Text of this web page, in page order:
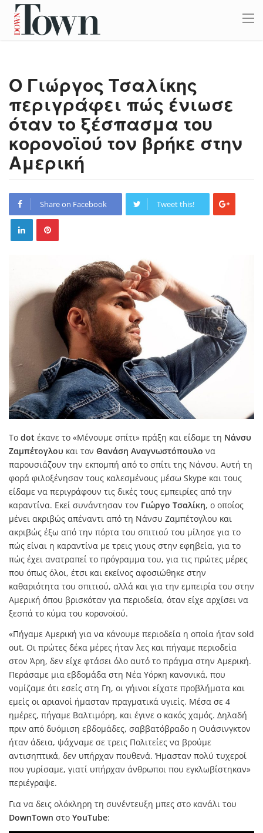
Ο Γιώργος Τσαλίκης
περιγράφει πώς ένιωσε
όταν το ξέσπασμα του
κορονοϊού τον βρήκε στην
Αμερική
Share on Facebook Tweet this!
Το dot έκανε το «Μένουμε σπίτι» πράξη και είδαμε τη Νάνσυ
Ζαμπέτογλου και τον Θανάση Αναγνωστόπουλο να
παρουσιάζουν την εκπομπή από το σπίτι της Νάνσυ. Αυτή τη
φορά φιλοξένησαν τους καλεσμένους μέσω Skype και τους
είδαμε να περιγράφουν τις δικές τους εμπειρίες από την
καραντίνα. Εκεί συνάντησαν τον Γιώργο Τσαλίκη, ο οποίος
μένει ακριβώς απέναντι από τη Νάνσυ Ζαμπέτογλου και
ακριβώς έξω από την πόρτα του σπιτιού του μίλησε για το
πώς είναι η καραντίνα με τρεις γιους στην εφηβεία, για το
πώς έχει ανατραπεί το πρόγραμμα του, για τις πρώτες μέρες
που όπως όλοι, έτσι και εκείνος αφοσιώθηκε στην
καθαριότητα του σπιτιού, αλλά και για την εμπειρία του στην
Αμερική όπου βρισκόταν για περιοδεία, όταν είχε αρχίσει να
ξεσπά το κύμα του κορονοϊού.
«Πήγαμε Αμερική για να κάνουμε περιοδεία η οποία ήταν sold
out. Οι πρώτες δέκα μέρες ήταν λες και πήγαμε περιοδεία
στον Άρη, δεν είχε φτάσει όλο αυτό το πράγμα στην Αμερική.
Περάσαμε μια εβδομάδα στη Νέα Υόρκη κανονικά, που
νομίζαμε ότι εσείς στη Γη, οι γήινοι είχατε προβλήματα και
εμείς οι αριανοί ήμασταν πραγματικά υγιείς. Μέσα σε 4
ημέρες, πήγαμε Βαλτιμόρη, και έγινε ο κακός χαμός. Δηλαδή
πριν από δυόμιση εβδομάδες, σαββατόβραδο η Ουάσινγκτον
ήταν άδεια, ψάχναμε σε τρεις Πολιτείες να βρούμε
αντισηπτικά, δεν υπήρχαν πουθενά. Ήμασταν πολύ τυχεροί
που γυρίσαμε, γιατί υπήρχαν άνθρωποι που εγκλωβίστηκαν»
περιέγραψε.
Για να δεις ολόκληρη τη συνέντευξη μπες στο κανάλι του
DownTown στο YouTube: